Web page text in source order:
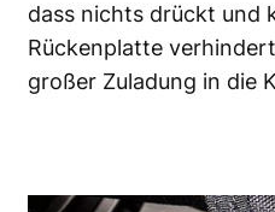
dass nichts drückt und
Rückenplatte
großer Zuladung in die